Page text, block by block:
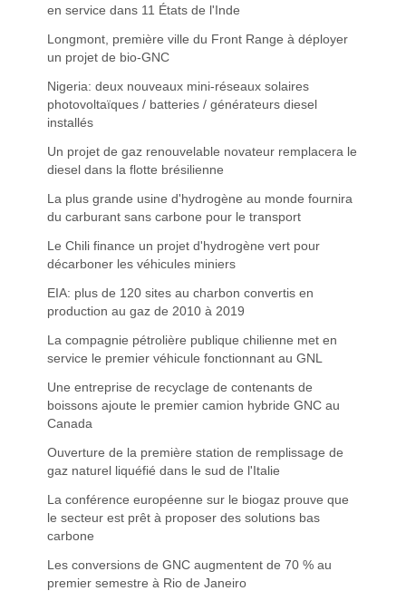
en service dans 11 États de l'Inde
Longmont, première ville du Front Range à déployer
un projet de bio-GNC
Nigeria: deux nouveaux mini-réseaux solaires
photovoltaïques / batteries / générateurs diesel
installés
Un projet de gaz renouvelable novateur remplacera le
diesel dans la flotte brésilienne
La plus grande usine d'hydrogène au monde fournira
du carburant sans carbone pour le transport
Le Chili finance un projet d'hydrogène vert pour
décarboner les véhicules miniers
EIA: plus de 120 sites au charbon convertis en
production au gaz de 2010 à 2019
La compagnie pétrolière publique chilienne met en
service le premier véhicule fonctionnant au GNL
Une entreprise de recyclage de contenants de
boissons ajoute le premier camion hybride GNC au
Canada
Ouverture de la première station de remplissage de
gaz naturel liquéfié dans le sud de l'Italie
La conférence européenne sur le biogaz prouve que
le secteur est prêt à proposer des solutions bas
carbone
Les conversions de GNC augmentent de 70 % au
premier semestre à Rio de Janeiro